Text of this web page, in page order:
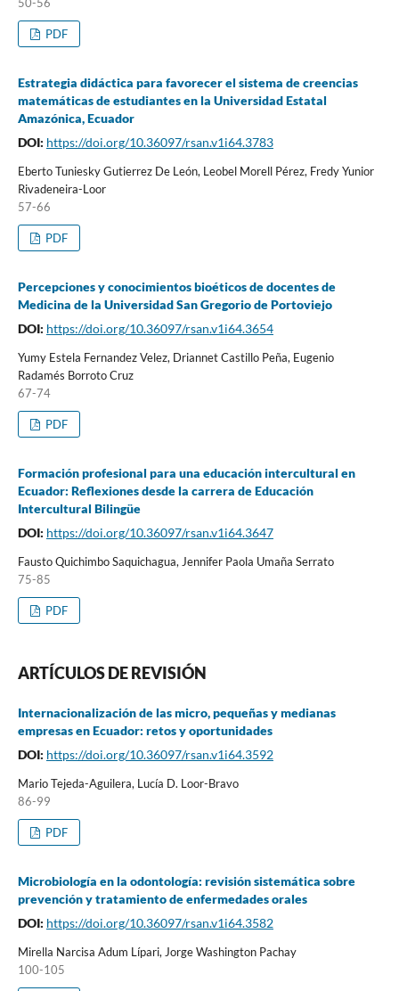
PDF
Estrategia didáctica para favorecer el sistema de creencias
matemáticas de estudiantes en la Universidad Estatal
Amazónica, Ecuador
DOI: https://doi.org/10.36097/rsan.v1i64.3783
Eberto Tuniesky Gutierrez De León, Leobel Morell Pérez, Fredy Yunior
Rivadeneira-Loor
57-66
PDF
Percepciones y conocimientos bioéticos de docentes de
Medicina de la Universidad San Gregorio de Portoviejo
DOI: https://doi.org/10.36097/rsan.v1i64.3654
Yumy Estela Fernandez Velez, Driannet Castillo Peña, Eugenio
Radamés Borroto Cruz
67-74
PDF
Formación profesional para una educación intercultural en
Ecuador: Reflexiones desde la carrera de Educación
Intercultural Bilingüe
DOI: https://doi.org/10.36097/rsan.v1i64.3647
Fausto Quichimbo Saquichagua, Jennifer Paola Umaña Serrato
75-85
PDF
ARTÍCULOS DE REVISIÓN
Internacionalización de las micro, pequeñas y medianas
empresas en Ecuador: retos y oportunidades
DOI: https://doi.org/10.36097/rsan.v1i64.3592
Mario Tejeda-Aguilera, Lucía D. Loor-Bravo
86-99
PDF
Microbiología en la odontología: revisión sistemática sobre
prevención y tratamiento de enfermedades orales
DOI: https://doi.org/10.36097/rsan.v1i64.3582
Mirella Narcisa Adum Lípari, Jorge Washington Pachay
100-105